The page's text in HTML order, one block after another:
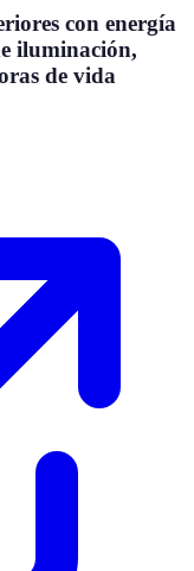
con energía
iluminación,
de vida